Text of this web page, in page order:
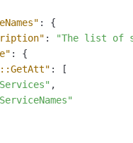
:
{
: "The list of
:
{
:
[
,